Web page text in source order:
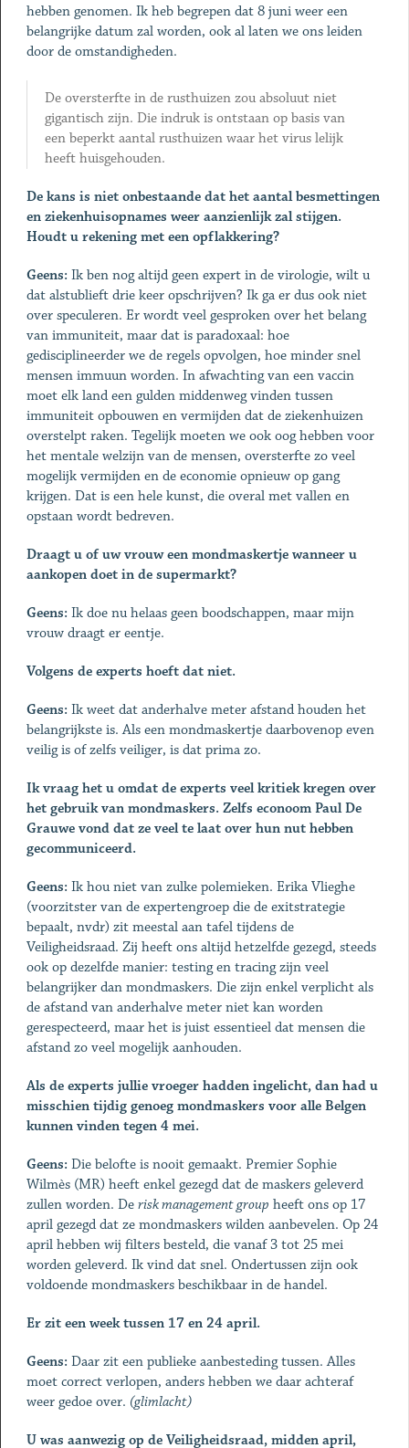
hebben genomen. Ik heb begrepen dat 8 juni weer een
belangrijke datum zal worden, ook al laten we ons leiden
door de omstandigheden.
De oversterfte in de rusthuizen zou absoluut niet
gigantisch zijn. Die indruk is ontstaan op basis van
een beperkt aantal rusthuizen waar het virus lelijk
heeft huisgehouden.
De kans is niet onbestaande dat het aantal besmettingen
en ziekenhuisopnames weer aanzienlijk zal stijgen.
Houdt u rekening met een opflakkering?
Geens: Ik ben nog altijd geen expert in de virologie, wilt u
dat alstublieft drie keer opschrijven? Ik ga er dus ook niet
over speculeren. Er wordt veel gesproken over het belang
van immuniteit, maar dat is paradoxaal: hoe
gedisciplineerder we de regels opvolgen, hoe minder snel
mensen immuun worden. In afwachting van een vaccin
moet elk land een gulden middenweg vinden tussen
immuniteit opbouwen en vermijden dat de ziekenhuizen
overstelpt raken. Tegelijk moeten we ook oog hebben voor
het mentale welzijn van de mensen, oversterfte zo veel
mogelijk vermijden en de economie opnieuw op gang
krijgen. Dat is een hele kunst, die overal met vallen en
opstaan wordt bedreven.
Draagt u of uw vrouw een mondmaskertje wanneer u
aankopen doet in de supermarkt?
Geens: Ik doe nu helaas geen boodschappen, maar mijn
vrouw draagt er eentje.
Volgens de experts hoeft dat niet.
Geens: Ik weet dat anderhalve meter afstand houden het
belangrijkste is. Als een mondmaskertje daarbovenop even
veilig is of zelfs veiliger, is dat prima zo.
Ik vraag het u omdat de experts veel kritiek kregen over
het gebruik van mondmaskers. Zelfs econoom Paul De
Grauwe vond dat ze veel te laat over hun nut hebben
gecommuniceerd.
Geens: Ik hou niet van zulke polemieken. Erika Vlieghe
(voorzitster van de expertengroep die de exitstrategie
bepaalt, nvdr) zit meestal aan tafel tijdens de
Veiligheidsraad. Zij heeft ons altijd hetzelfde gezegd, steeds
ook op dezelfde manier: testing en tracing zijn veel
belangrijker dan mondmaskers. Die zijn enkel verplicht als
de afstand van anderhalve meter niet kan worden
gerespecteerd, maar het is juist essentieel dat mensen die
afstand zo veel mogelijk aanhouden.
Als de experts jullie vroeger hadden ingelicht, dan had u
misschien tijdig genoeg mondmaskers voor alle Belgen
kunnen vinden tegen 4 mei.
Geens: Die belofte is nooit gemaakt. Premier Sophie
Wilmès (MR) heeft enkel gezegd dat de maskers geleverd
zullen worden. De risk management group heeft ons op 17
april gezegd dat ze mondmaskers wilden aanbevelen. Op 24
april hebben wij filters besteld, die vanaf 3 tot 25 mei
worden geleverd. Ik vind dat snel. Ondertussen zijn ook
voldoende mondmaskers beschikbaar in de handel.
Er zit een week tussen 17 en 24 april.
Geens: Daar zit een publieke aanbesteding tussen. Alles
moet correct verlopen, anders hebben we daar achteraf
weer gedoe over. (glimlacht)
U was aanwezig op de Veiligheidsraad, midden april,